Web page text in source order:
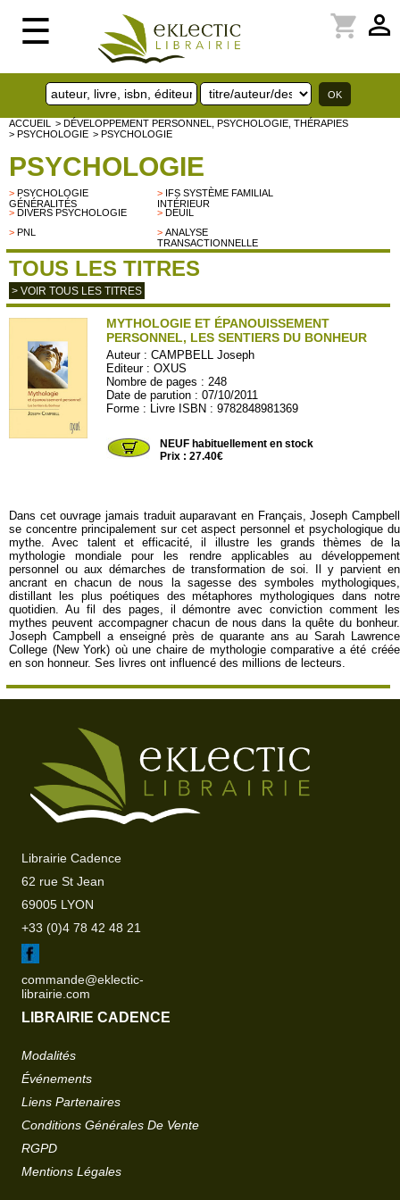
☰ perm_identity
shopping_cart
ACCUEIL
> DÉVELOPPEMENT PERSONNEL, PSYCHOLOGIE, THÉRAPIES
> PSYCHOLOGIE > PSYCHOLOGIE
PSYCHOLOGIE
> PSYCHOLOGIE
GÉNÉRALITÉS
> IFS SYSTÈME FAMILIAL
INTÉRIEUR
> DIVERS PSYCHOLOGIE >DEUIL
> PNL >ANALYSE
TRANSACTIONNELLE
TOUS LES TITRES
> VOIR TOUS LES TITRES
MYTHOLOGIE ET ÉPANOUISSEMENT
PERSONNEL, LES SENTIERS DU BONHEUR
Auteur :CAMPBELL Joseph
Editeur :OXUS
Nombre de pages : 248
Date de parution : 07/10/2011
Forme : Livre ISBN : 9782848981369
NEUF habituellement en stock
Prix : 27.40€
Dans cet ouvrage jamais traduit auparavant en Français, Joseph Campbell
se concentre principalement sur cet aspect personnel et psychologique du
mythe. Avec talent et efficacité, il illustre les grands thèmes de la
mythologie mondiale pour les rendre applicables au développement
personnel ou aux démarches de transformation de soi. Il y parvient en
ancrant en chacun de nous la sagesse des symboles mythologiques,
distillant les plus poétiques des métaphores mythologiques dans notre
quotidien. Au fil des pages, il démontre avec conviction comment les
mythes peuvent accompagner chacun de nous dans la quête du bonheur.
Joseph Campbell a enseigné près de quarante ans au Sarah Lawrence
College (New York) où une chaire de mythologie comparative a été créée
en son honneur. Ses livres ont influencé des millions de lecteurs.
Librairie Cadence
62 rue St Jean
69005 LYON
+33 (0)4 78 42 48 21
commande@eklectic-
librairie.com
LIBRAIRIE CADENCE
Modalités
Événements
Liens Partenaires
Conditions Générales De Vente
RGPD
Mentions Légales